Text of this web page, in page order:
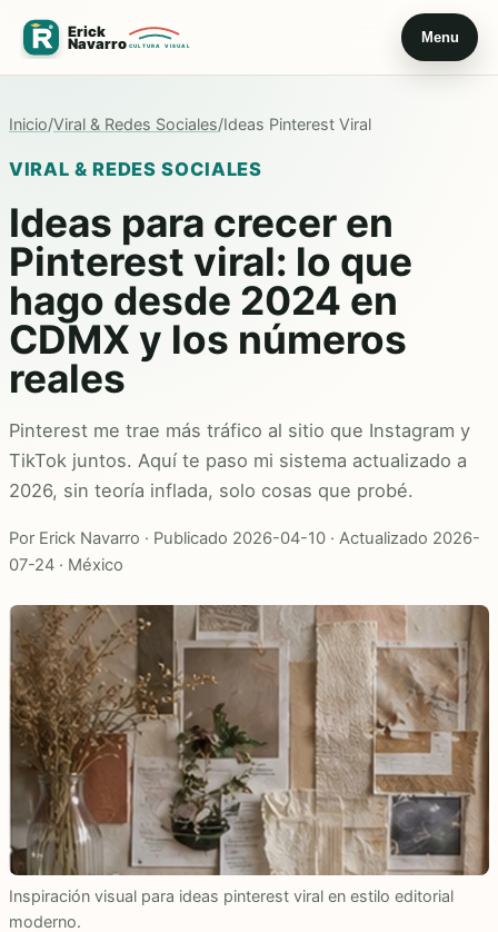
Menu
Inicio/Viral & Redes Sociales/Ideas Pinterest Viral
VIRAL & REDES SOCIALES
Ideas para crecer en
Pinterest viral: lo que
hago desde 2024 en
CDMX y los números
reales
Pinterest me trae más tráfico al sitio que Instagram y
TikTok juntos. Aquí te paso mi sistema actualizado a
2026, sin teoría inflada, solo cosas que probé.
Por Erick Navarro · Publicado 2026-04-10 · Actualizado 2026-
07-24 · México
Inspiración visual para ideas pinterest viral en estilo editorial
moderno.